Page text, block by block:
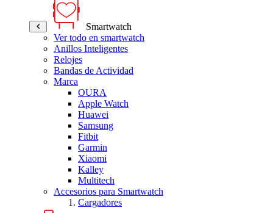
Smartwatch
Ver todo en smartwatch
Anillos Inteligentes
Relojes
Bandas de Actividad
Marca
OURA
Apple Watch
Huawei
Samsung
Fitbit
Garmin
Xiaomi
Kalley
Multitech
Accesorios para Smartwatch
Cargadores